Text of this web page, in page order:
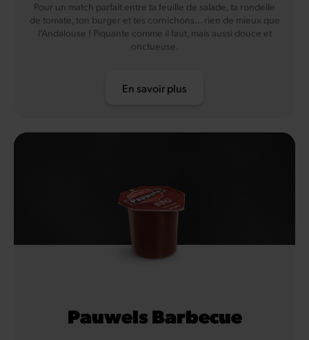
Pour un match parfait entre ta feuille de salade, ta rondelle
de tomate, ton burger et tes cornichons… rien de mieux que
l’Andalouse ! Piquante comme il faut, mais aussi douce et
onctueuse.
En savoir plus
Pauwels Barbecue